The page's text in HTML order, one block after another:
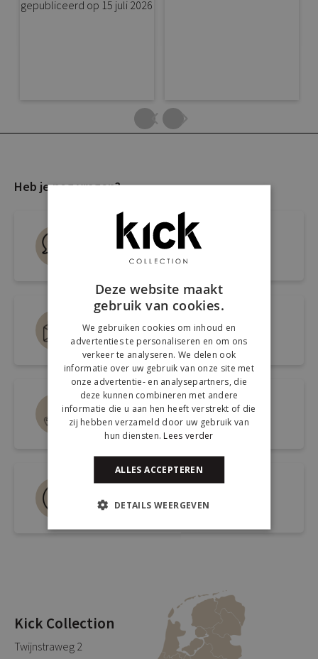
Heb je nog vragen?
Live chat
Snel antwoord op je vraag
Mail ons via
info@kickcollection.nl
Route naar de winkel
Open link naar Google Maps
Bel ons 0180-660999
Spreek een medewerker
Kick Collection
Twijnstraweg 2
Deze website maakt
gebruik van cookies.
We gebruiken cookies om inhoud en
advertenties te personaliseren en om ons
verkeer te analyseren. We delen ook
informatie over uw gebruik van onze site met
onze advertentie- en analysepartners, die
deze kunnen combineren met andere
informatie die u aan hen heeft verstrekt of die
zij hebben verzameld door uw gebruik van
hun diensten. Lees verder
ALLES ACCEPTEREN
DETAILS WEERGEVEN